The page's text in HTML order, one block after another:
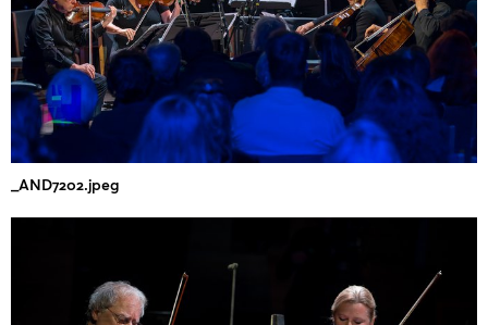
_AND7202.jpeg